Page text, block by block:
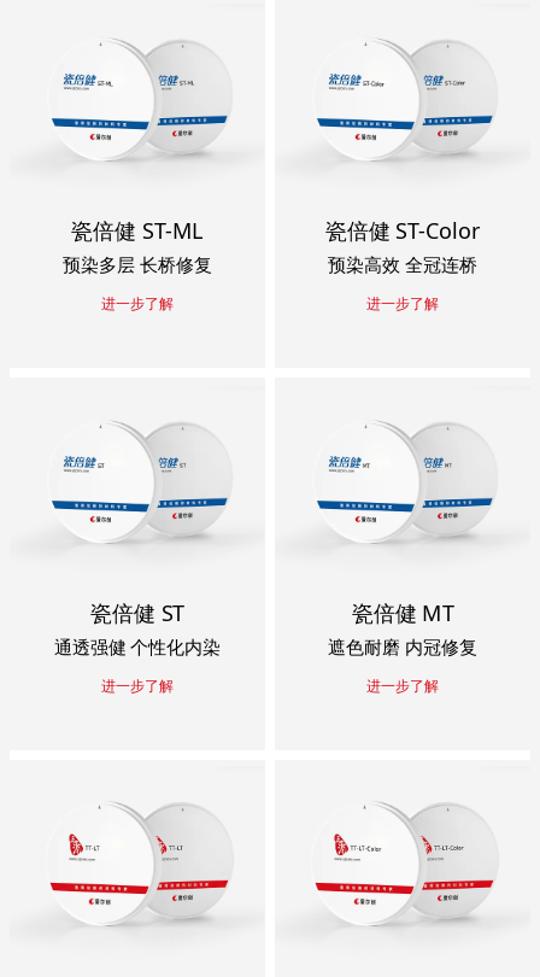
瓷倍健 ST-ML
预染多层 长桥修复
进一步了解
瓷倍健 ST-Color
预染高效 全冠连桥
进一步了解
瓷倍健 ST
通透强健 个性化内染
进一步了解
瓷倍健 MT
遮色耐磨 内冠修复
进一步了解